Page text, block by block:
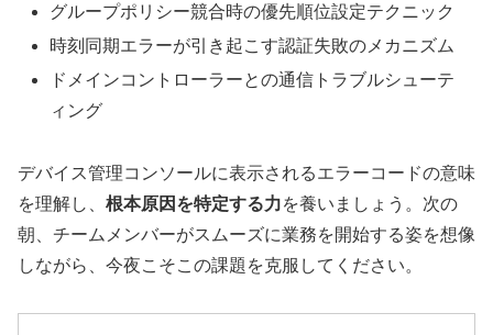
グループポリシー競合時の優先順位設定テクニック
時刻同期エラーが引き起こす認証失敗のメカニズム
ドメインコントローラーとの通信トラブルシューテ
ィング
デバイス管理コンソールに表示されるエラーコードの意味
を理解し、 根本原因を特定する力を養いましょう。次の
朝、チームメンバーがスムーズに業務を開始する姿を想像
しながら、今夜こそこの課題を克服してください。